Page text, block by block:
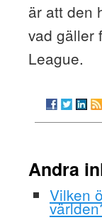
är att den
vad gäller
League.
Andra
Vilken